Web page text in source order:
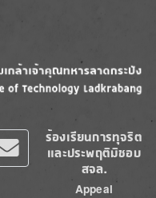
ร้องเรียนการทุจริต
และประพฤติมิชอบ
สจล.
Appeal